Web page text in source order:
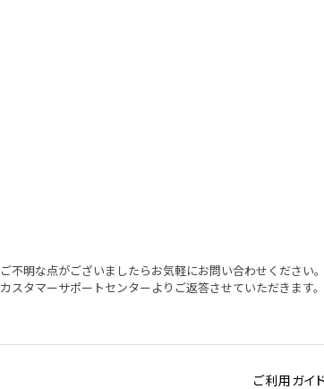
ご不明な点がございましたらお気軽にお問い合わせください。
カスタマーサポートセンターよりご返答させていただきます。
ご利用ガイ